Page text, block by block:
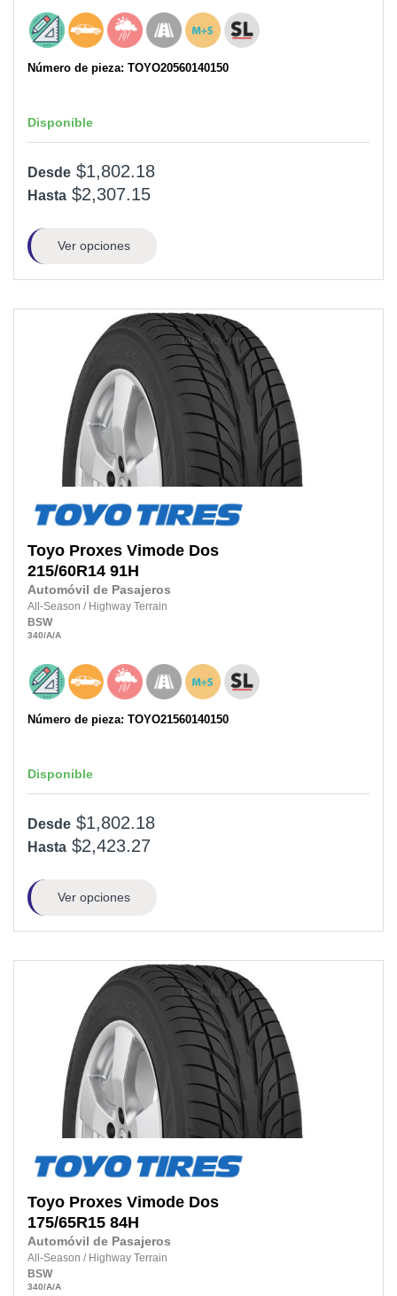
Número de pieza: TOYO20560140150
Disponible
Desde $1,802.18
Hasta $2,307.15
Ver opciones
Toyo Proxes Vimode Dos
215/60R14 91H
Automóvil de Pasajeros
All-Season / Highway Terrain
BSW
340/A/A
Número de pieza: TOYO21560140150
Disponible
Desde $1,802.18
Hasta $2,423.27
Ver opciones
Toyo Proxes Vimode Dos
175/65R15 84H
Automóvil de Pasajeros
All-Season / Highway Terrain
BSW
340/A/A